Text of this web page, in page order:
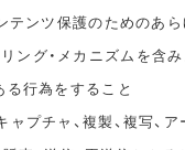
テンツ保護のためのあ
グ・メカニズムを含み
る行為をすること
プチャ、複製、複写、ア